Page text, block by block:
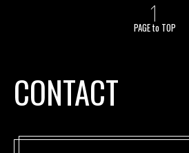
PAGE to TOP
CONTACT